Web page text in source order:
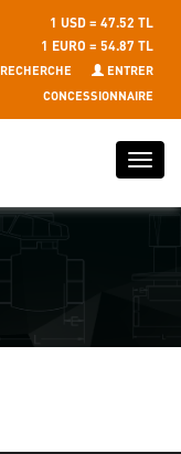
1 USD = 47.52 TL
1 EURO = 54.87 TL
RECHERCHE
ENTRER
CONCESSIONNAIRE